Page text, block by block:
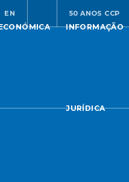
EN 50 ANOS CCP
INFORMAÇÃO
JURÍDICA